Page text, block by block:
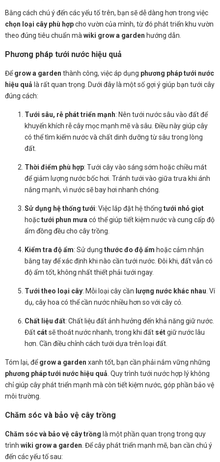
Bằng cách chú ý đến các yếu tố trên, bạn sẽ dễ dàng hơn trong việc
chọn loại cây phù hợpcho vườn của mình, từ đó phát triển khu vườn
theo đúng tiêu chuẩn mà wiki grow a garden hướng dẫn.
Phương pháp tưới nước hiệu quả
Đểgrow a garden thành công, việc áp dụng phương pháp tưới nước
hiệu quả là rất quan trọng. Dưới đây là một số gợi ý giúp bạn tưới cây
đúng cách:
Tưới sâu, rễ phát triển mạnh: Nên tưới nước sâu vào đất để
khuyến khích rễ cây mọc mạnh mẽ và sâu. Điều này giúp cây
có thể tìm kiếm nước và chất dinh dưỡng từ sâu trong lòng
đất.
Thời điểm phù hợp: Tưới cây vào sáng sớm hoặc chiều mát
để giảm lượng nước bốc hơi. Tránh tưới vào giữa trưa khi ánh
nắng mạnh, vì nước sẽ bay hơi nhanh chóng.
Sử dụng hệ thống tưới: Việc lắp đặt hệ thống tưới nhỏ giọt
hoặctưới phun mưa có thể giúp tiết kiệm nước và cung cấp độ
ẩm đồng đều cho cây trồng.
Kiểm tra độ ẩm: Sử dụng thước đo độ ẩm hoặc cảm nhận
bằng tay để xác định khi nào cần tưới nước. Đôi khi, đất vẫn có
độ ẩm tốt, không nhất thiết phải tưới ngay.
Tưới theo loại cây: Mỗi loại cây cần lượng nước khác nhau . Ví
dụ, cây hoa có thể cần nước nhiều hơn so với cây cỏ.
Chất liệu đất: Chất liệu đất ảnh hưởng đến khả năng giữ nước.
Đất cátsẽ thoát nước nhanh, trong khi đất sétgiữ nước lâu
hơn. Cần điều chỉnh cách tưới dựa trên loại đất.
Tóm lại, đểgrow a garden xanh tốt, bạn cần phải nắm vững những
phương pháp tưới nước hiệu quả . Quy trình tưới nước hợp lý không
chỉ giúp cây phát triển mạnh mà còn tiết kiệm nước, góp phần bảo vệ
môi trường.
Chăm sóc và bảo vệ cây trồng
Chăm sóc và bảo vệ cây trồng là một phần quan trọng trong quy
trình wiki grow a garden . Để cây phát triển mạnh mẽ, bạn cần chú ý
đến các yếu tố sau: